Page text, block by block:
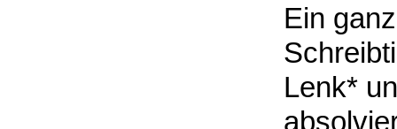
Ein
Lenk*